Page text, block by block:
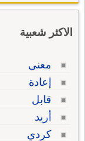
الاكثر شعبية
معنى
إعادة
قابل
أريد
كردي